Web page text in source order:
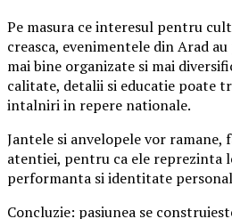
Pe masura ce interesul pentru
creasca, evenimentele din Arad
mai bine organizate si mai
calitate, detalii si educatie poate
intalniri in repere nationale.
Jantele si anvelopele vor
atentiei, pentru ca ele reprezinta
performanta si identitate
Concluzie: pasiunea se